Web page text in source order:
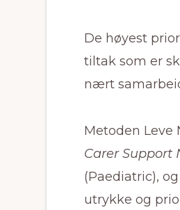
De høyest
tiltak som er
nært
Metoden Leve
Carer Support
(Paediatric),
utrykke og